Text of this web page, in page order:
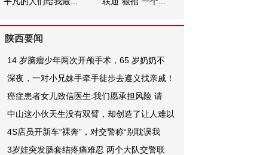
陕西要闻
14 岁脑瘤少年两次开颅手术，65 岁奶奶不
深夜，一对小兄妹手牵手徒步去遵义找亲戚！
癌症患者女儿致信医生:我们愿承担风险 请
中山这小伙天生没有双臂，却创造了让人难以
4S店员开新车“裸奔”，对交警称“别耽误我
3岁娃突发肠套结疼痛难忍 两个大队交警联